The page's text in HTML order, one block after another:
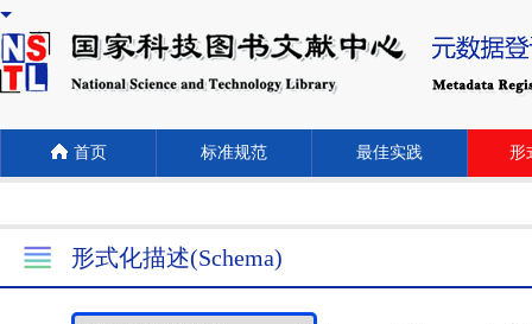
首页 标准规范 最佳实践 形
形式化描述(Schema)